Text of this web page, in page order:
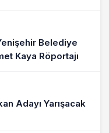
Belediye
Mehmet Kaya Röportajı
Adayı Yarışacak